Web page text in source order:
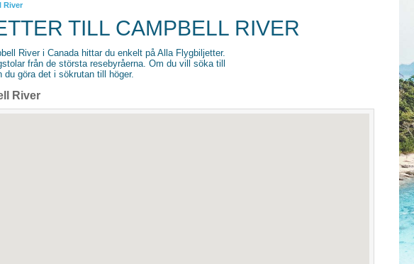
River
TILL CAMPBELL RIVER
River i Canada hittar du enkelt på Alla Flygbiljetter.
från de största resebyråerna. Om du vill söka till
du göra det i sökrutan till höger.
River